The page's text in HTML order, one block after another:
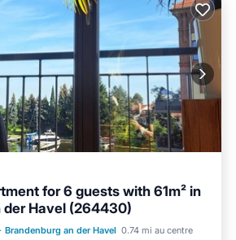
for 6 guests with 61m² in
der Havel (264430)
· Brandenburg an der Havel 0.74 mi au centre
Parking